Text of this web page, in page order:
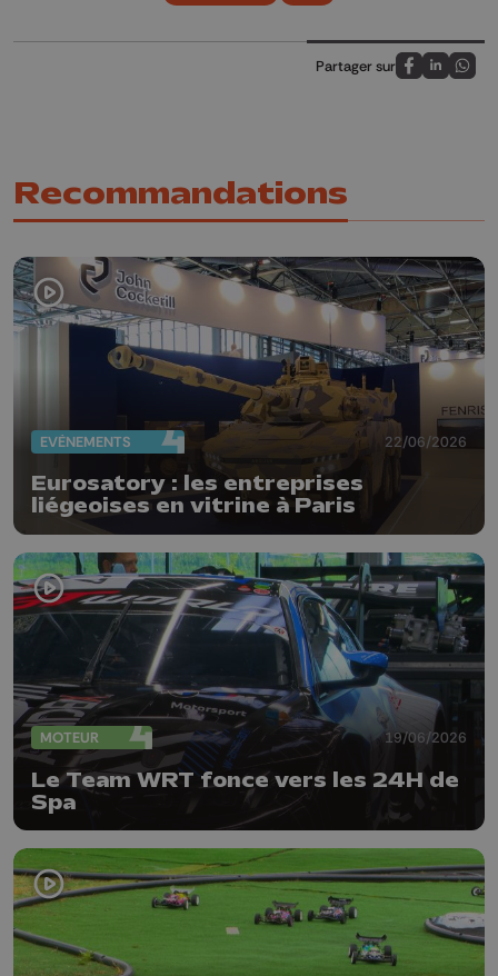
Partager sur
Partagez sur
Partagez
Recommandations
EVÈNEMENTS 22/06/2026
Eurosatory : les entreprises
liégeoises en vitrine à Paris
MOTEUR 19/06/2026
Le Team WRT fonce vers les 24H de
Spa